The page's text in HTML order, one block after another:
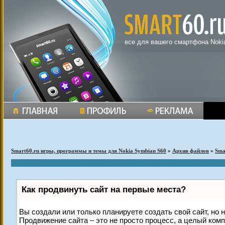
все для вашего смартфона
Smart60.ru игры, программы и темы для Nokia Symbian S60 » Архив файлов »
Как продвинуть сайт на первые места?
Вы создали или только планируете создать свой сайт, но
Продвижение сайта – это не просто процесс, а целый